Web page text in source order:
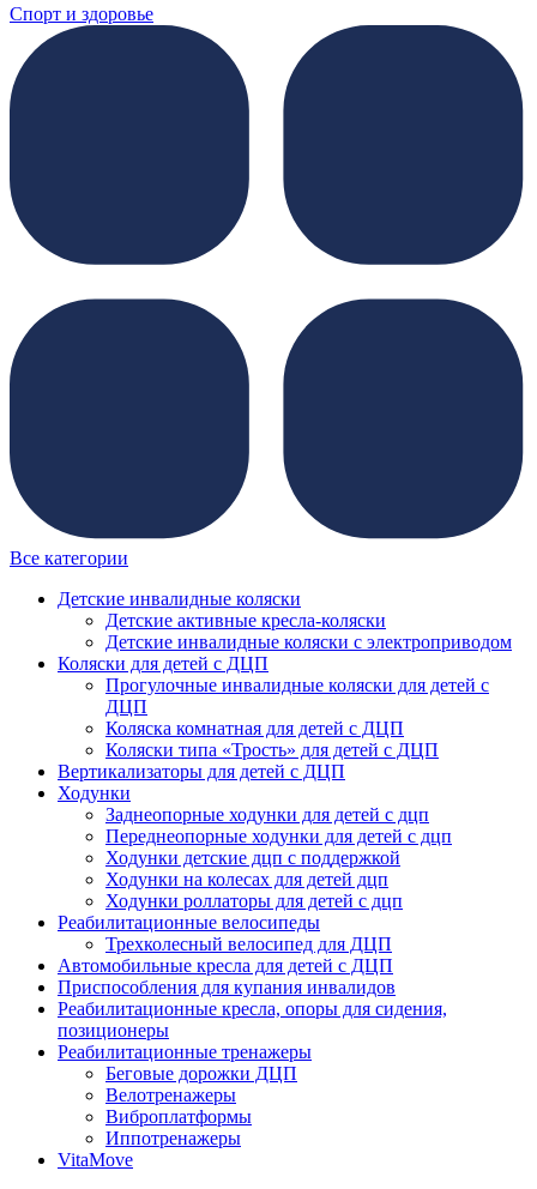
Спорт и здоровье
Все категории
Детские инвалидные коляски
Детские активные кресла-коляски
Детские инвалидные коляски с электроприводом
Коляски для детей с ДЦП
Прогулочные инвалидные коляски для детей с
ДЦП
Коляска комнатная для детей с ДЦП
Коляски типа «Трость» для детей с ДЦП
Вертикализаторы для детей с ДЦП
Ходунки
Заднеопорные ходунки для детей с дцп
Переднеопорные ходунки для детей с дцп
Ходунки детские дцп с поддержкой
Ходунки на колесах для детей дцп
Ходунки роллаторы для детей с дцп
Реабилитационные велосипеды
Трехколесный велосипед для ДЦП
Автомобильные кресла для детей с ДЦП
Приспособления для купания инвалидов
Реабилитационные кресла, опоры для сидения,
позиционеры
Реабилитационные тренажеры
Беговые дорожки ДЦП
Велотренажеры
Виброплатформы
Иппотренажеры
VitaMove